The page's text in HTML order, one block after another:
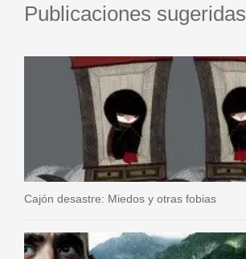
Publicaciones sugeridas
Cajón desastre: Miedos y otras fobias